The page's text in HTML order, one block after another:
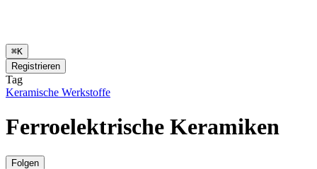
⌘K
Registrieren
Tag
Keramische Werkstoffe
Ferroelektrische Keramiken
Folgen